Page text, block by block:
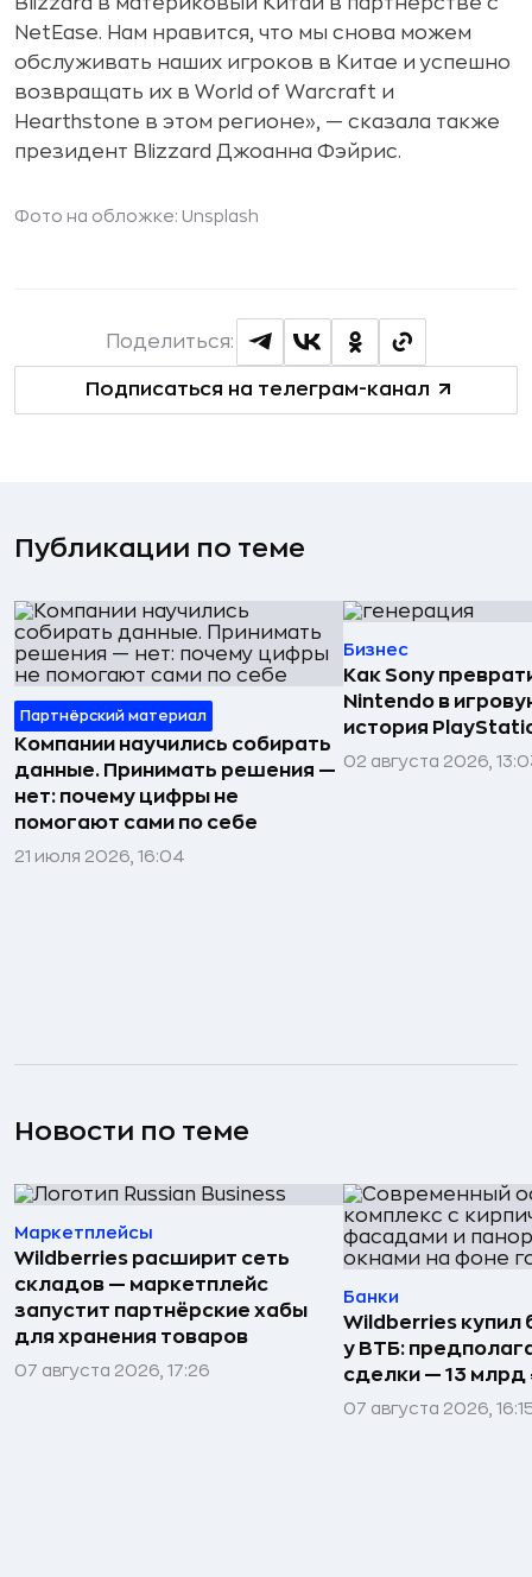
NetEase. Нам нравится, что мы снова можем
обслуживать наших игроков в Китае и успешно
возвращать их в World of Warcraft и
Hearthstone в этом регионе», — сказала также
президент Blizzard Джоанна Фэйрис.
Фото на обложке: Unsplash
Подписаться на телеграм-канал
Поделиться:
Публикации по теме
Партнёрский материал
Компании научились собирать
данные. Принимать решения —
нет: почему цифры не
помогают сами по себе
21 июля 2026, 16:04
Бизнес
Как Sony
Nintendo в
история
02 августа 2026,
Новости по теме
Маркетплейсы
Wildberries расширит сеть
складов — маркетплейс
запустит партнёрские хабы
для хранения товаров
07 августа 2026, 17:26
Банки
Wildberries купил
у ВТБ:
сделки — 13 млрд
07 августа 2026,